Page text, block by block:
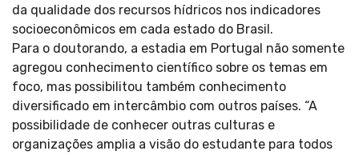
da qualidade dos recursos hídricos nos indicadores
socioeconômicos em cada estado do Brasil.
Para o doutorando, a estadia em Portugal não somente
agregou conhecimento científico sobre os temas em
foco, mas possibilitou também conhecimento
diversificado em intercâmbio com outros países. “A
possibilidade de conhecer outras culturas e
organizações amplia a visão do estudante para todos